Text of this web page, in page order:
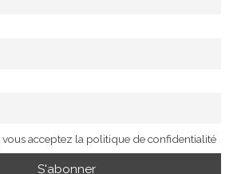
vous acceptez la politique de confidentialité